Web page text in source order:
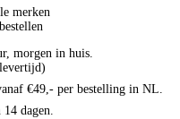
merken
morgen in huis.
€49,- per bestelling in NL.
dagen.